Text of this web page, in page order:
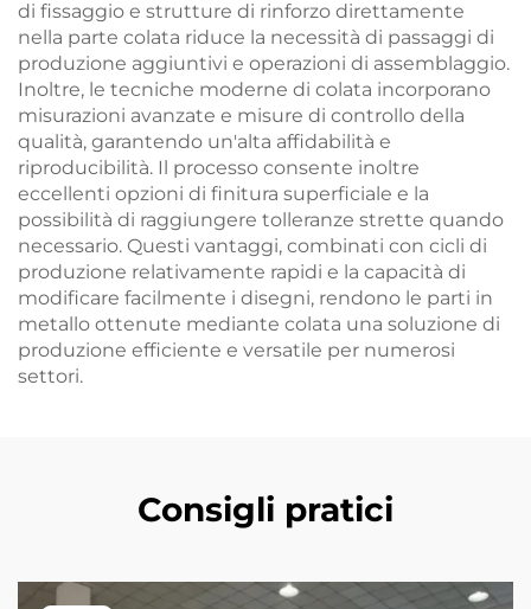
di fissaggio e strutture di rinforzo direttamente
nella parte colata riduce la necessità di passaggi di
produzione aggiuntivi e operazioni di assemblaggio.
Inoltre, le tecniche moderne di colata incorporano
misurazioni avanzate e misure di controllo della
qualità, garantendo un'alta affidabilità e
riproducibilità. Il processo consente inoltre
eccellenti opzioni di finitura superficiale e la
possibilità di raggiungere tolleranze strette quando
necessario. Questi vantaggi, combinati con cicli di
produzione relativamente rapidi e la capacità di
modificare facilmente i disegni, rendono le parti in
metallo ottenute mediante colata una soluzione di
produzione efficiente e versatile per numerosi
settori.
Consigli pratici